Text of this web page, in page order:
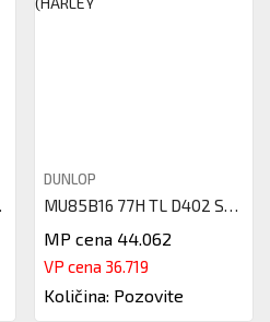
DUNLOP
MU85B16 77H TL D402 SW (HARLEY
MP cena 44.062
VP cena 36.719
Količina: Pozovite